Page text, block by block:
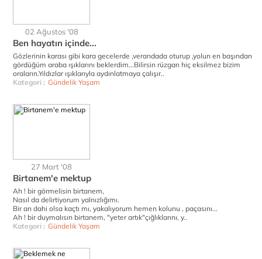
02 Ağustos '08
Ben hayatın içinde...
Gözlerinin karası gibi kara gecelerde ,verandada oturup ,yolun en başından
gördüğüm araba ışıklarını beklerdim...Bilirsin rüzgarı hiç eksilmez bizim
oraların.Yıldızlar ışıklarıyla aydınlatmaya çalışır..
Kategori : Gündelik Yaşam
27 Mart '08
Birtanem'e mektup
Ah ! bir görmelisin birtanem,
Nasıl da delirtiyorum yalnızlığımı.
Bir an dahi olsa kaçtı mı, yakalıyorum hemen kolunu , paçasını...
Ah ! bir duymalısın birtanem, "yeter artık"çığlıklarını, y..
Kategori : Gündelik Yaşam